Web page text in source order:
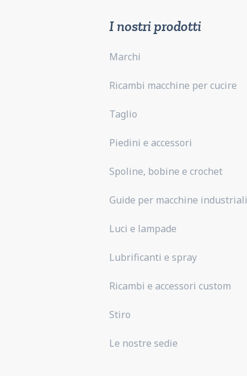
I nostri prodotti
Marchi
Ricambi macchine per cucire
Taglio
Piedini e accessori
Spoline, bobine e crochet
Guide per macchine industriali
Luci e lampade
Lubrificanti e spray
Ricambi e accessori custom
Stiro
Le nostre sedie